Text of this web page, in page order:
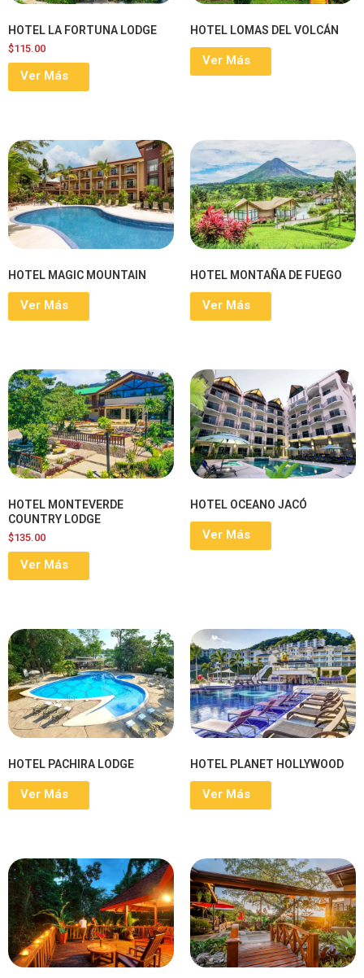
HOTEL LA FORTUNA LODGE
$115.00
Ver Más
HOTEL LOMAS DEL VOLCÁN
Ver Más
HOTEL MAGIC MOUNTAIN
Ver Más
HOTEL MONTAÑA DE FUEGO
Ver Más
HOTEL MONTEVERDE
COUNTRY LODGE
$135.00
Ver Más
HOTEL OCEANO JACÓ
Ver Más
HOTEL PACHIRA LODGE
Ver Más
HOTEL PLANET HOLLYWOOD
Ver Más